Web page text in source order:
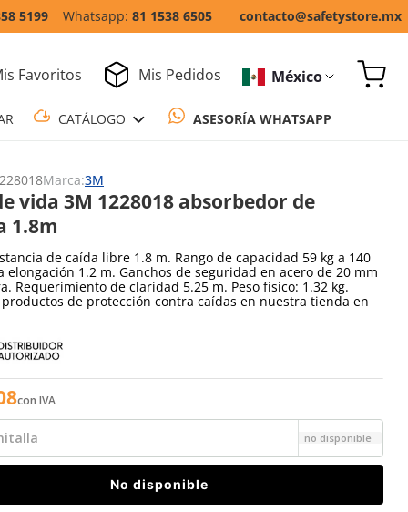
5199 81 1538 6505 contacto@safetystore.mx
Favoritos Mis Pedidos México
Marca:3M
vida 3M 1228018 absorbedor de
1.8m
de caída libre 1.8 m. Rango de capacidad 59 kg a 140
elongación 1.2 m. Ganchos de seguridad en acero de 20 mm
Requerimiento de claridad 5.25 m. Peso físico: 1.32 kg.
de protección contra caídas en nuestra tienda en
con IVA
no disponible
No disponible